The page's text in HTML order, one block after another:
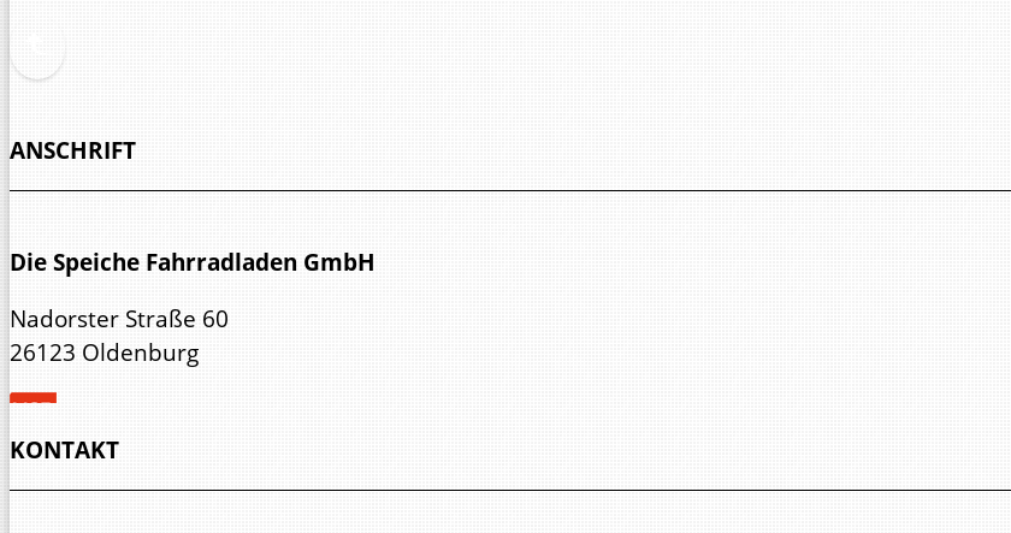
ANSCHRIFT
Die Speiche Fahrradladen GmbH
Nadorster Straße 60
26123 Oldenburg
KONTAKT